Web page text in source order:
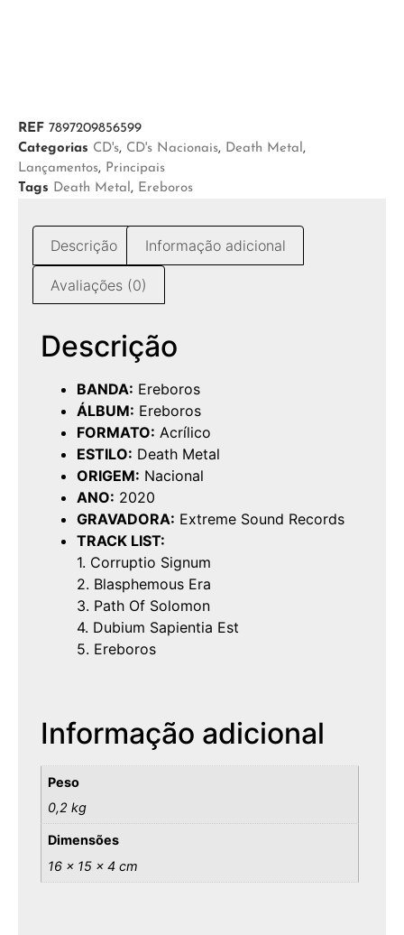
REF 7897209856599
Categorias CD's, CD's Nacionais, Death Metal,
Lançamentos, Principais
Tags Death Metal, Ereboros
Descrição Informação adicional
Avaliações (0)
Descrição
BANDA: Ereboros
ÁLBUM: Ereboros
FORMATO: Acrílico
ESTILO: Death Metal
ORIGEM: Nacional
ANO: 2020
GRAVADORA: Extreme Sound Records
TRACK LIST:
1. Corruptio Signum
2. Blasphemous Era
3. Path Of Solomon
4. Dubium Sapientia Est
5. Ereboros
Informação adicional
Peso
0,2 kg
Dimensões
16 × 15 × 4 cm